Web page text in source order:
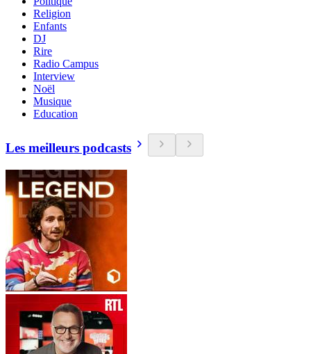
Religion
Enfants
DJ
Rire
Radio Campus
Interview
Noël
Musique
Education
Les meilleurs podcasts